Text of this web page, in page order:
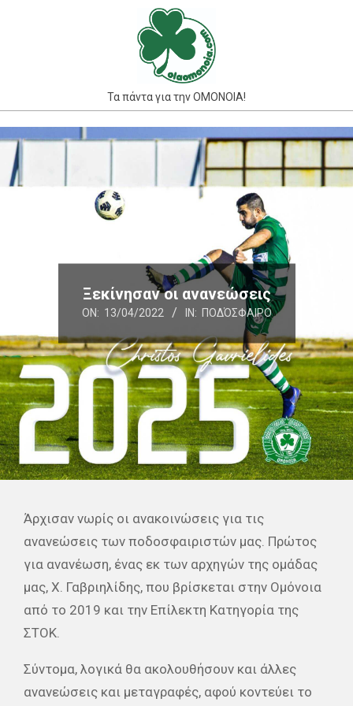
Τα πάντα για την ΟΜΟΝΟΙΑ!
Primary
Navigation
Menu
Ξεκίνησαν οι ανανεώσεις
ON: 13/04/2022 IN: ΠΟΔΌΣΦΑΙΡΟ
Άρχισαν νωρίς οι ανακοινώσεις για τις
ανανεώσεις των ποδοσφαιριστών μας. Πρώτος
για ανανέωση, ένας εκ των αρχηγών της ομάδας
μας, Χ. Γαβριηλίδης, που βρίσκεται στην Ομόνοια
από το 2019 και την Επίλεκτη Κατηγορία της
ΣΤΟΚ.
Σύντομα, λογικά θα ακολουθήσουν και άλλες
ανανεώσεις και μεταγραφές, αφού κοντεύει το